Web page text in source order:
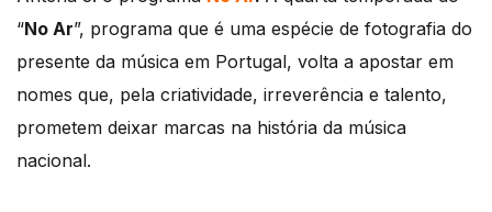
“No Ar”, programa que é uma espécie de fotografia do
presente da música em Portugal, volta a apostar em
nomes que, pela criatividade, irreverência e talento,
prometem deixar marcas na história da música
nacional.